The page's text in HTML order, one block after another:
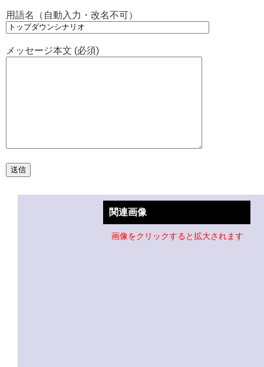
用語名（自動入力・改名不可）
メッセージ本文 (必須)
関連画像
画像をクリックすると拡大されます